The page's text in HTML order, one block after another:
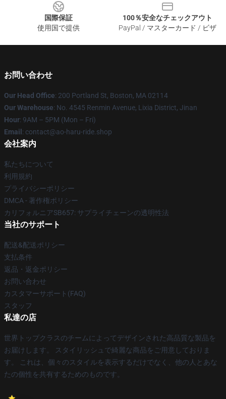
国際保証
使用国で提供
100％安全なチェックアウト
PayPal / マスターカード / ビザ
お問い合わせ
Our Head Office: 200 Portland St, Boston, MA 02114
Our Warehouse: No. 4545 Renmin Avenue, Lixia District, Jinan
Hour: 9AM – 5PM (Mon – Fri)
Email : contact@ao-haru-ride.shop
会社案内
私たちについて
利用規約
プライバシーポリシー
DMCA - 著作権ポリシー
カリフォルニアSB657: サプライチェーンの透明性法
当社のサポート
配送&配送ポリシー
支払条件
返品・返金ポリシー
お問い合わせ
カスタマーサポート(FAQ)
スタッフ
私達の店
世界トップクラスのチームによってデザインされた高品質な製品を
お届けします。 スタイリッシュで綺麗な商品をご用意しておりま
す。 これは、個々のスタイルを表示するだけでなく、他の人とあな
たの個性を共有するためのものです。